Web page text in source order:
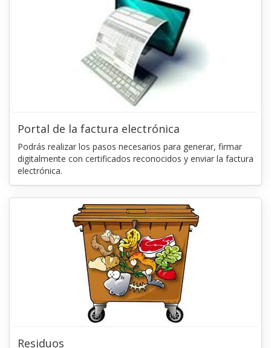
Portal de la factura electrónica
Podrás realizar los pasos necesarios para generar, firmar
digitalmente con certificados reconocidos y enviar la factura
electrónica.
Residuos